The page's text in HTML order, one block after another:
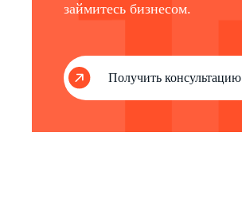
займитесь бизнесом.
Получить консультацию